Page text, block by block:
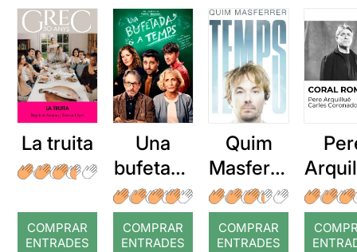
La truita
COMPRAR
ENTRADES
Una
bufetada
a temps
COMPRAR
ENTRADES
Quim
Masferre
r: Temps
COMPRAR
ENTRADES
: